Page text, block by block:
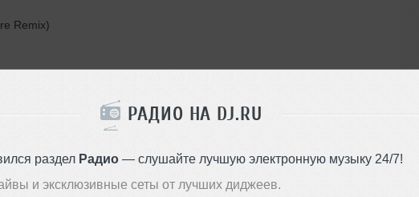
РАДИО НА DJ.RU
раздел Радио— слушайте лучшую электронную музыку 24/7!
и эксклюзивные сеты от лучших диджеев.
Remix)